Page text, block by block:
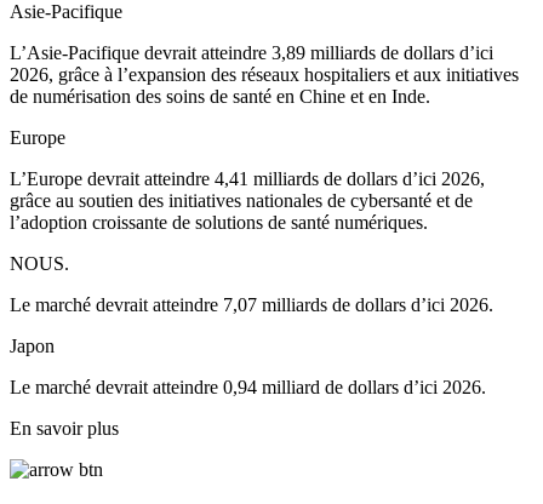
Asie-Pacifique
L’Asie-Pacifique devrait atteindre 3,89 milliards de dollars d’ici
2026, grâce à l’expansion des réseaux hospitaliers et aux initiatives
de numérisation des soins de santé en Chine et en Inde.
Europe
L’Europe devrait atteindre 4,41 milliards de dollars d’ici 2026,
grâce au soutien des initiatives nationales de cybersanté et de
l’adoption croissante de solutions de santé numériques.
NOUS.
Le marché devrait atteindre 7,07 milliards de dollars d’ici 2026.
Japon
Le marché devrait atteindre 0,94 milliard de dollars d’ici 2026.
En savoir plus